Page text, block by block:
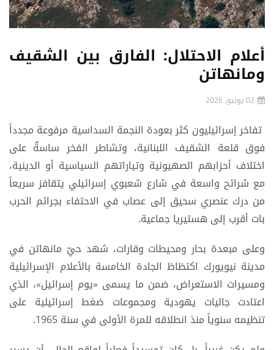
أعلام الاحتلال: الفارق بين الشقيف
ومانهاتن
02 يونيو, 2026
تفاخر إسرائيليون كثر بعودة النجمة السداسية مرفوعة مجدداً
فوق قلعة الشقيف اللبنانية، وتشاطر الفخر ساسةٌ على
اختلاف أحزابهم الصهيونية وتياراتهم السياسية أو الدينية،
مع شرائح واسعة في شارع شعبوي إسرائيلي يتقافز سريعاً
من درك عنصري سحيق إلى عصاب في الاحتفاء بجرائم الحرب
بات أقرب إلى هستيريا جماعية.
وعلى مبعدة بحار ومحيطات وقارات، شهد حيّ مانهاتن في
مدينة نيويورك اكتظاظ الجادة الخامسة بالأعلام الإسرائيلية
ومسيرات الاستعراض، ضمن ما يسمى «يوم إسرائيل»، الذي
اعتادت جاليات يهودية ومجموعات ضغط إسرائيلية على
تنظيمه سنوياً منذ انطلاقه للمرة الأولى في سنة 1965.